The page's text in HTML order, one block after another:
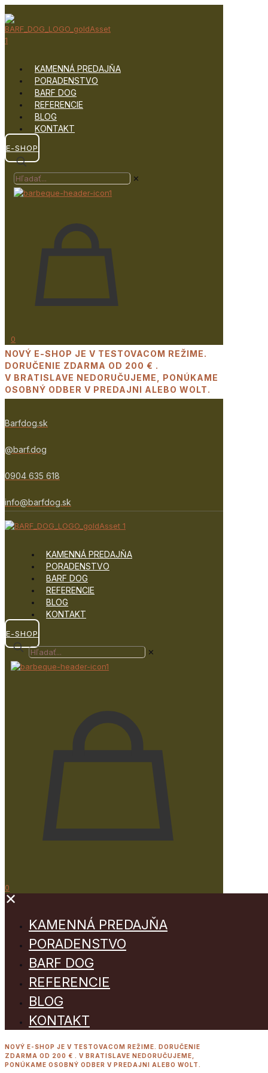
KAMENNÁ PREDAJŇA
PORADENSTVO
BARF DOG
REFERENCIE
BLOG
KONTAKT
E-SHOP
✕
0
NOVÝ E-SHOP JE V TESTOVACOM REŽIME.
DORUČENIE ZDARMA OD 200 € .
V BRATISLAVE NEDORUČUJEME, PONÚKAME
OSOBNÝ ODBER V PREDAJNI ALEBO WOLT.
Barfdog.sk
@barf.dog
0904 635 618
info@barfdog.sk
KAMENNÁ PREDAJŇA
PORADENSTVO
BARF DOG
REFERENCIE
BLOG
KONTAKT
E-SHOP
✕
0
✕
KAMENNÁ PREDAJŇA
PORADENSTVO
BARF DOG
REFERENCIE
BLOG
KONTAKT
NOVÝ E-SHOP JE V TESTOVACOM REŽIME. DORUČENIE
ZDARMA OD 200 € . V BRATISLAVE NEDORUČUJEME,
PONÚKAME OSOBNÝ ODBER V PREDAJNI ALEBO WOLT.